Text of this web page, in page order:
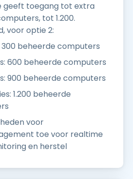
geeft toegang tot extra
tot 1.200.
voor optie 2:
300 beheerde computers
600 beheerde computers
900 beheerde computers
1.200 beheerde
voor
toe voor realtime
en herstel